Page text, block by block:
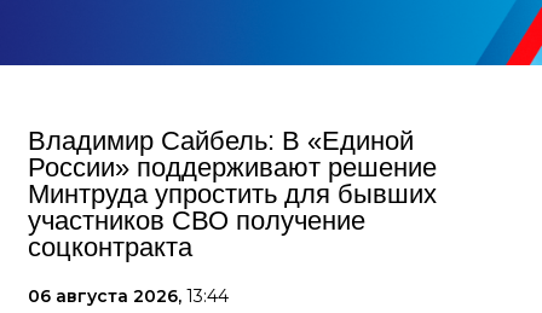
Владимир Сайбель: В «Единой
России» поддерживают решение
Минтруда упростить для бывших
участников СВО получение
соцконтракта
06 августа 2026, 13:44